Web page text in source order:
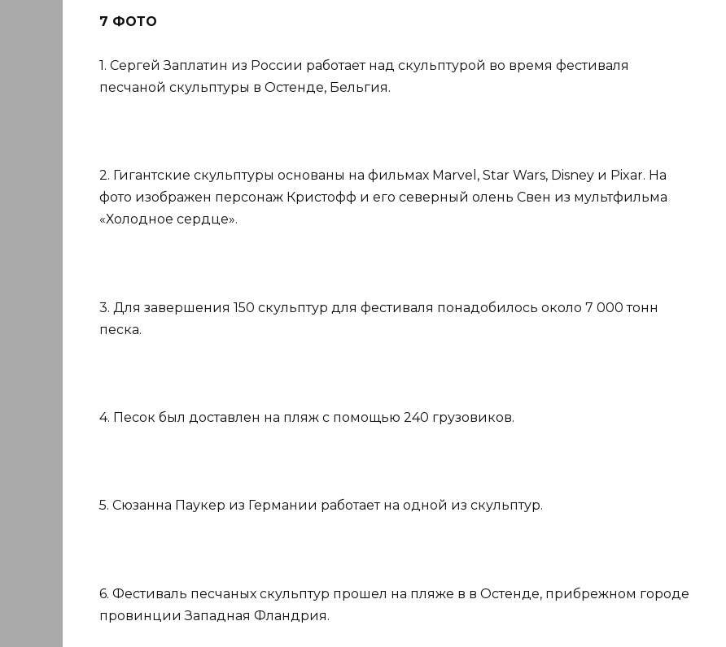
7 ФОТО
1. Сергей Заплатин из России работает над скульптурой во время фестиваля
песчаной скульптуры в Остенде, Бельгия.
2. Гигантские скульптуры основаны на фильмах Marvel, Star Wars, Disney и Pixar. На
фото изображен персонаж Кристофф и его северный олень Свен из мультфильма
«Холодное сердце».
3. Для завершения 150 скульптур для фестиваля понадобилось около 7 000 тонн
песка.
4. Песок был доставлен на пляж с помощью 240 грузовиков.
5. Сюзанна Паукер из Германии работает на одной из скульптур.
6. Фестиваль песчаных скульптур прошел на пляже в в Остенде, прибрежном городе
провинции Западная Фландрия.